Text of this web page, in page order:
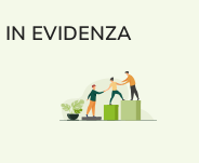
IN EVIDENZA